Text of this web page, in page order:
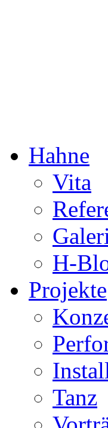
Hahne
Vita
H-
Projekte
Tanz